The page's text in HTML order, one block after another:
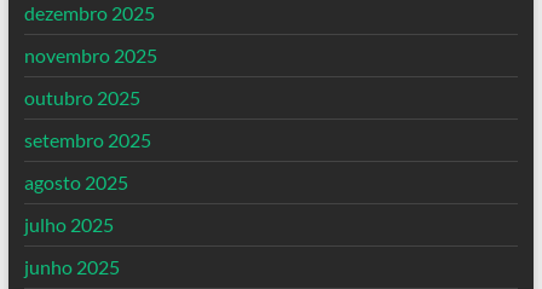
dezembro 2025
novembro 2025
outubro 2025
setembro 2025
agosto 2025
julho 2025
junho 2025